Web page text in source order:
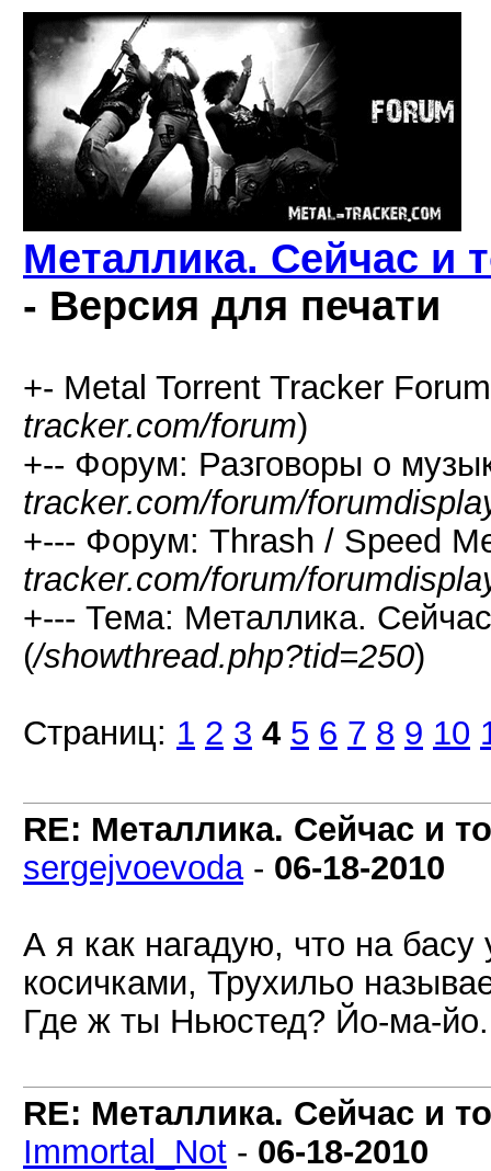
Металлика. Сейчас и
- Версия для печати
+- Metal Torrent Tracker
tracker.com/forum)
+-- Форум: Разговоры о
tracker.com/forum/
+--- Форум: Thrash / Speed
tracker.com/forum/
+--- Тема: Металлика.
(/showthread.php?tid=250)
Страниц: 1 2 3 4 5 6 7 8 9 10
RE: Металлика. Сейчас и
sergejvoevoda- 06-18-2010
А я как нагадую, что на басу
косичками, Трухильо
Где ж ты Ньюстед? Йо-ма-
RE: Металлика. Сейчас и
Immortal_Not - 06-18-2010